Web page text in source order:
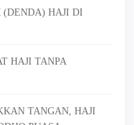
(DENDA) HAJI DI
HAJI TANPA
TANGAN, HAJI